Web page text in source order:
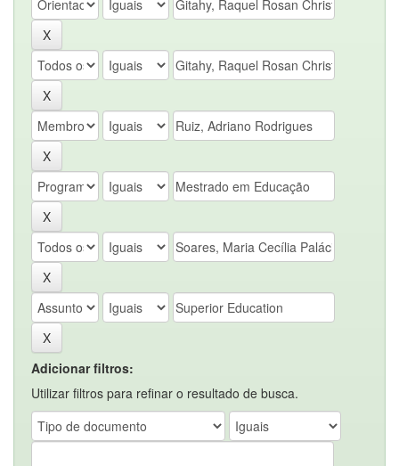
Adicionar filtros:
Utilizar filtros para refinar o resultado de busca.